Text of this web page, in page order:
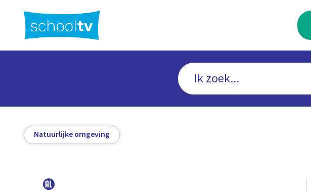
hoofdinhoud
Natuurlijke omgeving